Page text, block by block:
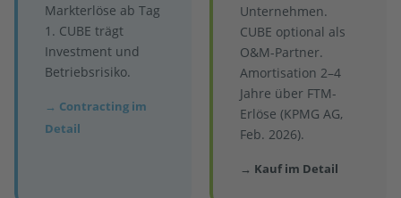
Markterlöse ab Tag
1. CUBE trägt
Investment und
Betriebsrisiko.
→ Contracting im
Detail
Unternehmen.
CUBE optional als
O&M-Partner.
Amortisation 2–4
Jahre über FTM-
Erlöse (KPMG AG,
Feb. 2026).
→ Kauf im Detail